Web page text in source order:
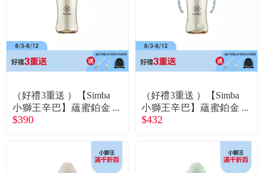
（好禮3重送 ）【Simba
小獅王辛巴】蘊蜜鉑金
PPSU寬口防脹氣奶瓶2
$390
（好禮3重送 ）【Simba
小獅王辛巴】蘊蜜鉑金
PPSU寬口吸管把手防
$432